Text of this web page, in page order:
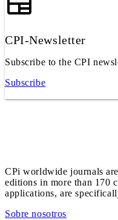
CPI-Newsletter
Subscribe to the CPI
Subscribe
CPi worldwide journals
editions in more than 170
applications, are
Sobre nosotros